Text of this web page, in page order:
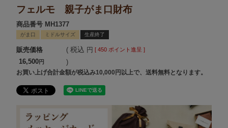
フェルモ 親子がま口財布
商品番号 MH1377
がま口 ミドルサイズ 生産終了
販売価格
16,500
税込 [ 450 ポイント進呈 ]
お買い上げ合計金額が税込み10,000円以上で、送料無料となります。